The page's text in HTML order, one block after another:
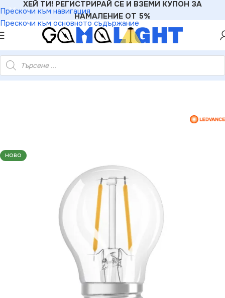
Прескочи към навигация
Прескочи към основното съдържание
ХЕЙ ТИ! РЕГИСТРИРАЙ СЕ И ВЗЕМИ КУПОН ЗА
НАМАЛЕНИЕ ОТ 5%
LED ЛАМПА PARATHOM DIM CLP FIL 40 5W/827 E27
НОВО